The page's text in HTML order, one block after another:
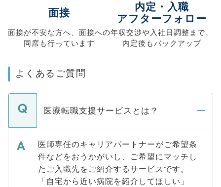
面接
面接が不安な方へ、 面接への
同席も行っています
内定・入職
アフターフォロー
年収交渉や入社日調整まで、
内定後もバックアップ
よくあるご質問
医療転職支援サービスとは？
医師専任のキャリアパートナーがご希望条
件などをおうかがいし、ご希望にマッチし
たご入職先をご紹介するサービスです。
「自宅から近い病院を紹介してほしい」